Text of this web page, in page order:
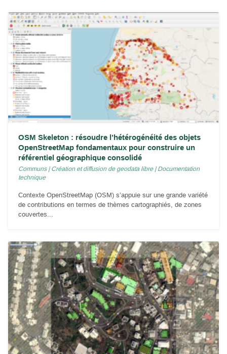
OSM Skeleton : résoudre l’hétérogénéité des objets
OpenStreetMap fondamentaux pour construire un
référentiel géographique consolidé
Communs|Création et diffusion de geodata libre|Documentation
technique
Contexte OpenStreetMap (OSM) s’appuie sur une grande variété
de contributions en termes de thèmes cartographiés, de zones
couvertes...